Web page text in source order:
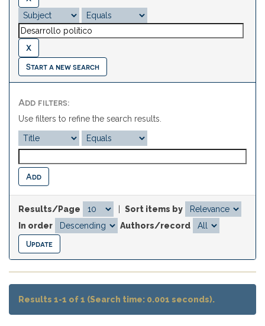
Start a new search
Add filters:
Use filters to refine the search results.
Results/Page
Sort items by
In order
Authors/record
Results 1-1 of 1 (Search time: 0.001 seconds).